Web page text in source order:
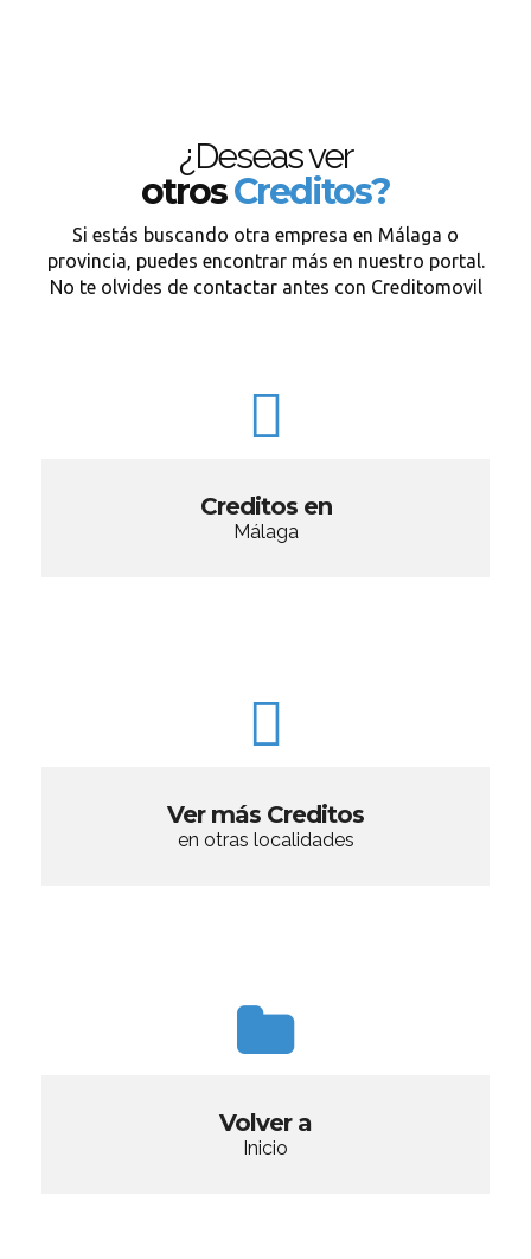
¿Deseas ver
otrosCreditos?
Si estás buscando otra empresa en Málaga o
provincia, puedes encontrar más en nuestro portal.
No te olvides de contactar antes con Creditomovil
Creditos en
Málaga
Ver más Creditos
en otras localidades
Volver a
Inicio